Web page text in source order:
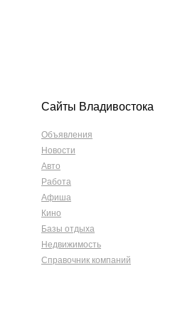
Сайты Владивостока
Объявления
Новости
Авто
Работа
Афиша
Кино
Базы отдыха
Недвижимость
Справочник компаний